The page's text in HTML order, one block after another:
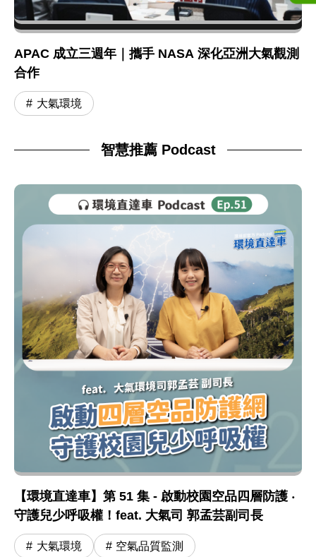
APAC 成立三週年｜攜手 NASA 深化亞洲大氣觀測
合作
大氣環境
智慧推薦 Podcast
【環境直達車】第 51 集 - 啟動校園空品四層防護 ‧
守護兒少呼吸權！feat. 大氣司 郭孟芸副司長
大氣環境 空氣品質監測